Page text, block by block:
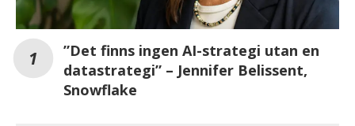
”Det finns ingen AI-strategi utan en
datastrategi” – Jennifer Belissent,
Snowflake